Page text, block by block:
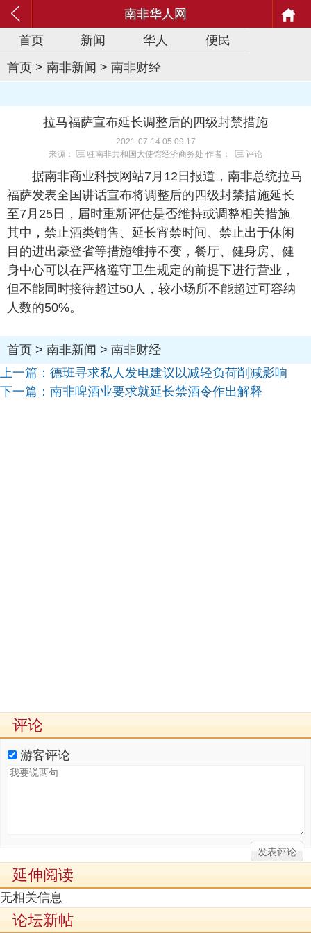
南非华人网
首页
新闻 华人
便民
首页 > 南非新闻 > 南非财经
拉马福萨宣布延长调整后的四级封禁措施
2021-07-14 05:09:17
来源：
驻南非共和国大使馆经济商务处 作者： 评论
据南非商业科技网站7月12日报道，南非总统拉马
福萨发表全国讲话宣布将调整后的四级封禁措施延长
至7月25日，届时重新评估是否维持或调整相关措施。
其中，禁止酒类销售、延长宵禁时间、禁止出于休闲
目的进出豪登省等措施维持不变，餐厅、健身房、健
身中心可以在严格遵守卫生规定的前提下进行营业，
但不能同时接待超过50人，较小场所不能超过可容纳
人数的50%。
首页 > 南非新闻 > 南非财经
上一篇： 德班寻求私人发电建议以减轻负荷削减影响
下一篇： 南非啤酒业要求就延长禁酒令作出解释
评论
游客评论
延伸阅读
无相关信息
论坛新帖